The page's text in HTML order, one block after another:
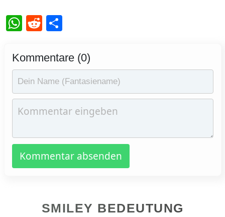
WhatsApp
Reddit
Teilen
Kommentare (0)
Kommentar absenden
SMILEY BEDEUTUNG